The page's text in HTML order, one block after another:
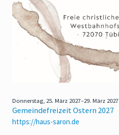
Donnerstag, 25. März 2027–29. März 2027
Gemeindefreizeit Ostern 2027
https://haus-saron.de